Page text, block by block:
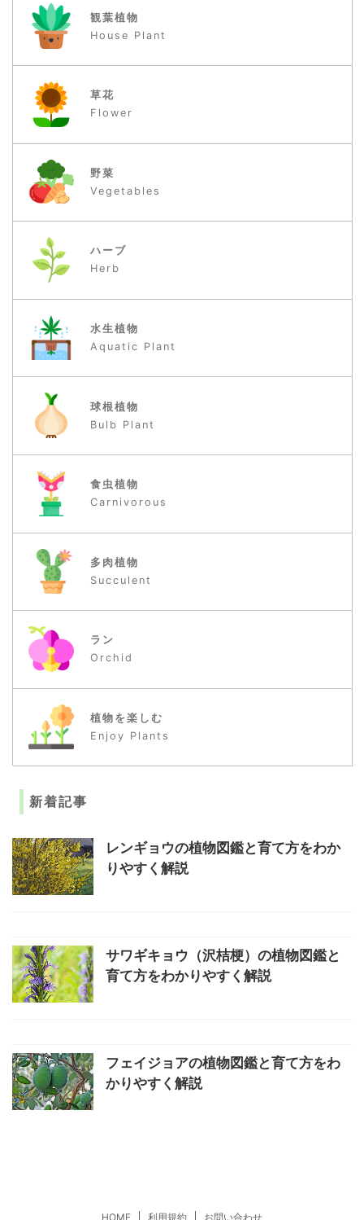
観葉植物
House Plant
草花
Flower
野菜
Vegetables
ハーブ
Herb
水生植物
Aquatic Plant
球根植物
Bulb Plant
食虫植物
Carnivorous
多肉植物
Succulent
ラン
Orchid
植物を楽しむ
Enjoy Plants
新着記事
レンギョウの植物図鑑と育て方をわか
りやすく解説
サワギキョウ（沢桔梗）の植物図鑑と
育て方をわかりやすく解説
フェイジョアの植物図鑑と育て方をわ
かりやすく解説
HOME 利用規約 お問い合わせ